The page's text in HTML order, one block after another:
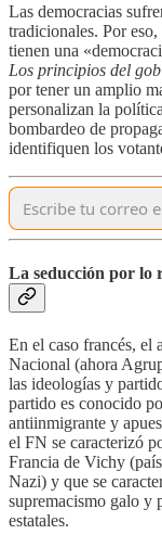
Las democracias
tradicionales. Por
tienen una
Los principios del
por tener un amplio
personalizan la
bombardeo de
identifiquen los
La seducción por lo
En el caso francés, el
Nacional (ahora
las ideologías y
partido es conocido
antiinmigrante y
el FN se caracterizó
Francia de Vichy
Nazi) y que se
supremacismo galo y
estatales.